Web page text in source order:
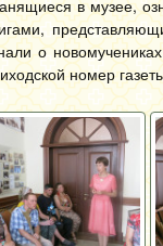
в музее,
о
номер